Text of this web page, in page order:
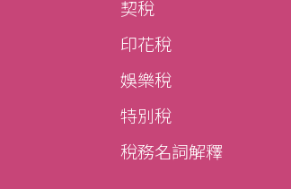
契稅
印花稅
娛樂稅
特別稅
稅務名詞解釋